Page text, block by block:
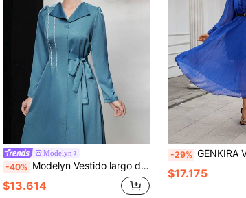
Modelyn
-40% Modelyn Vestido largo de noche en línea A con cinturón y detalle de ribete tejido para mujeres
$13.614
-29% GENKIRA Vestido De Manga Larga
$17.175